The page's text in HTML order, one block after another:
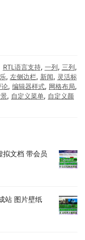
RTL语言支持, 一列, 三列,
, 左侧边栏, 新闻, 灵活标
论, 编辑器样式, 网格布局,
, 自定义菜单, 自定义颜
拟文档 带会员
站 图片壁纸